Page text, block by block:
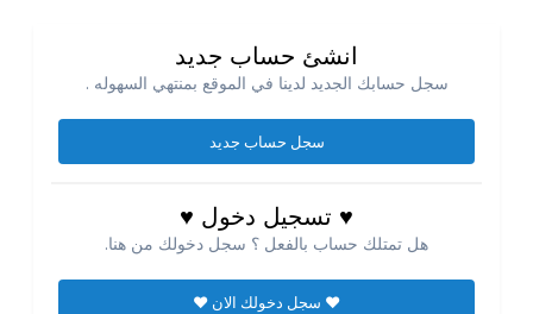
انشئ حساب جديد
سجل حسابك الجديد لدينا في الموقع بمنتهي السهوله .
سجل حساب جديد
♥ تسجيل دخول ♥
هل تمتلك حساب بالفعل ؟ سجل دخولك من هنا.
♥ سجل دخولك الان ♥